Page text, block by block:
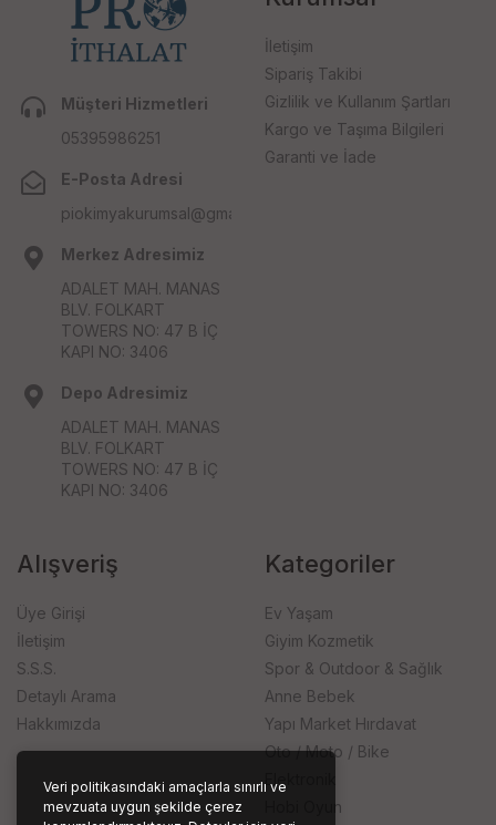
Veri politikasındaki amaçlarla sınırlı ve
mevzuata uygun şekilde çerez
Müşteri Hizmetleri
05395986251
E-Posta Adresi
piokimyakurumsal@gmail.com
Merkez Adresimiz
ADALET MAH. MANAS
BLV. FOLKART
TOWERS NO: 47 B İÇ
KAPI NO: 3406
Depo Adresimiz
ADALET MAH. MANAS
BLV. FOLKART
TOWERS NO: 47 B İÇ
KAPI NO: 3406
İletişim
Sipariş Takibi
Gizlilik ve Kullanım Şartları
Kargo ve Taşıma Bilgileri
Garanti ve İade
Alışveriş
Üye Girişi
İletişim
S.S.S.
Detaylı Arama
Hakkımızda
Kategoriler
Ev Yaşam
Giyim Kozmetik
Spor & Outdoor & Sağlık
Anne Bebek
Yapı Market Hırdavat
Oto / Moto / Bike
Hobi Oyun